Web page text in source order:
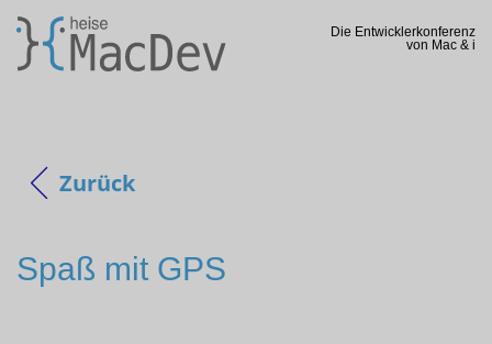
Die Entwicklerkonferenz
von Mac & i
Zurück
Spaß mit GPS